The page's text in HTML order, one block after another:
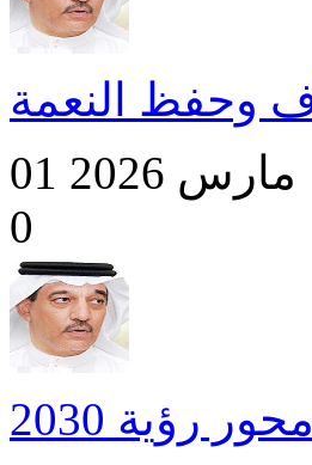
وحفظ النعمة
01 مارس 2026
0
رؤية 2030